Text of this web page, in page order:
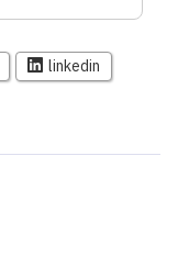
linkedin